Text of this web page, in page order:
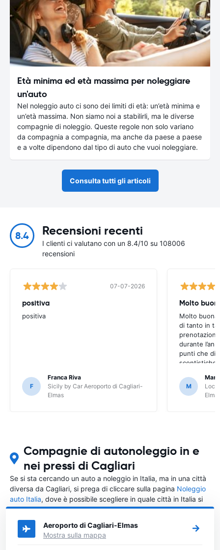
Età minima ed età massima per noleggiare
un'auto
Nel noleggio auto ci sono dei limiti di età: un’età minima e
un’età massima. Non siamo noi a stabilirli, ma le diverse
compagnie di noleggio. Queste regole non solo variano
da compagnia a compagnia, ma anche da paese a paese
e a volte dipendono dal tipo di auto che vuoi noleggiare.
Consulta tutti gli articoli
8.4 Recensioni recenti
I clienti ci valutano con un 8.4/10 su 108006
recensioni
07-07-2026
positiva
positiva
F
Franca Riva
Sicily by Car Aeroporto di Cagliari-
Elmas
Molto
Molto
di tanto in
durante
punti che
scontistiche
M
Compagnie di autonoleggio in e
nei pressi di Cagliari
Se si sta cercando un auto a noleggio in Italia, ma in una città
diversa da Cagliari, si prega di cliccare sulla pagina Noleggio
auto Italia, dove è possibile scegliere in quale città in Italia si
vuole noleggiare l'auto.
Aeroporto di Cagliari-Elmas
Mostra sulla mappa